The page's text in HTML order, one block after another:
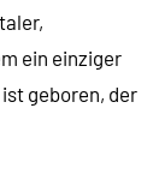
ein einziger
geboren, der